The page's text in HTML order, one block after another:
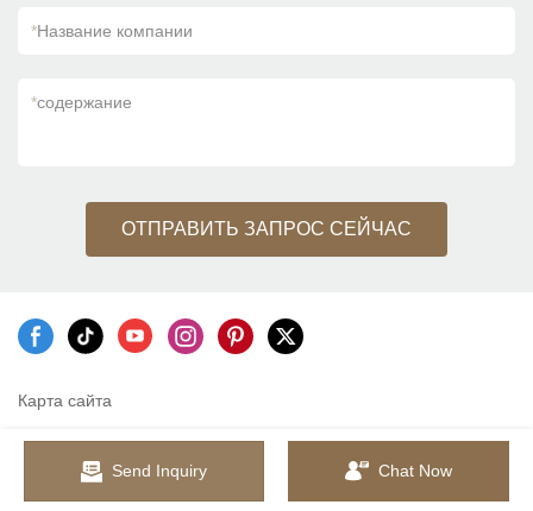
*Название компании
*содержание
ОТПРАВИТЬ ЗАПРОС СЕЙЧАС
Карта сайта
Send Inquiry Chat Now